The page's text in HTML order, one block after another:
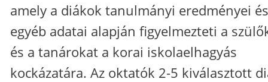
amely a diákok tanulmányi eredményei és
egyéb adatai alapján figyelmezteti a
és a tanárokat a korai iskolaelhagyás
kockázatára. Az oktatók 2-5 kiválasztott